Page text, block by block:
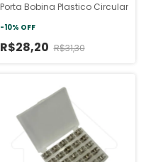
Porta Bobina Plastico Circular
-10% OFF
R$28,20 R$31,30